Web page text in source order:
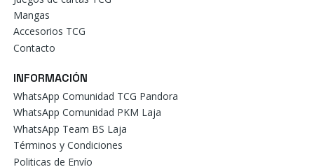
Mangas
Accesorios TCG
Contacto
INFORMACIÓN
WhatsApp Comunidad TCG Pandora
WhatsApp Comunidad PKM Laja
WhatsApp Team BS Laja
Términos y Condiciones
Politicas de Envío